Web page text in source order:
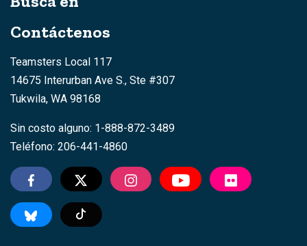
Contáctenos
Teamsters Local 117
14675 Interurban Ave S., Ste #307
Tukwila, WA 98168
Sin costo alguno: 1-888-872-3489
Teléfono: 206-441-4860
TikTok